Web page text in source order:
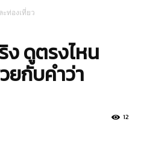
ท่องเที่ยว
ง ดูตรงไหน
ยกับคำว่า
12